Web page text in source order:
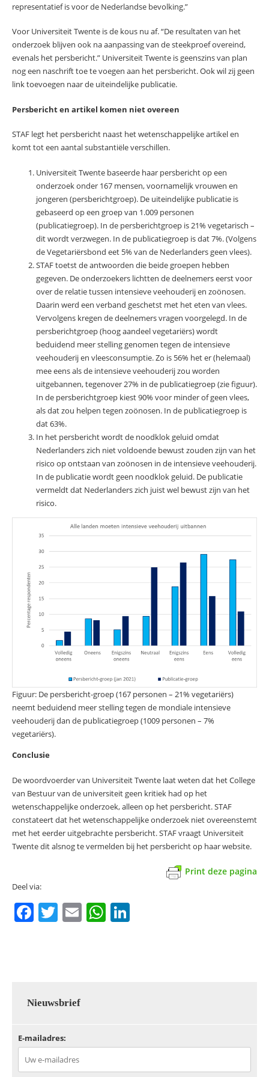
representatief is voor de Nederlandse bevolking.”
Voor Universiteit Twente is de kous nu af. “De resultaten van het
onderzoek blijven ook na aanpassing van de steekproef overeind,
evenals het persbericht.” Universiteit Twente is geenszins van plan
nog een naschrift toe te voegen aan het persbericht. Ook wil zij geen
link toevoegen naar de uiteindelijke publicatie.
Persbericht en artikel komen niet overeen
STAF legt het persbericht naast het wetenschappelijke artikel en
komt tot een aantal substantiële verschillen.
Universiteit Twente baseerde haar persbericht op een
onderzoek onder 167 mensen, voornamelijk vrouwen en
jongeren (persberichtgroep). De uiteindelijke publicatie is
gebaseerd op een groep van 1.009 personen
(publicatiegroep). In de persberichtgroep is 21% vegetarisch –
dit wordt verzwegen. In de publicatiegroep is dat 7%. (Volgens
de Vegetariërsbond eet 5% van de Nederlanders geen vlees).
STAF toetst de antwoorden die beide groepen hebben
gegeven. De onderzoekers lichtten de deelnemers eerst voor
over de relatie tussen intensieve veehouderij en zoönosen.
Daarin werd een verband geschetst met het eten van vlees.
Vervolgens kregen de deelnemers vragen voorgelegd. In de
persberichtgroep (hoog aandeel vegetariërs) wordt
beduidend meer stelling genomen tegen de intensieve
veehouderij en vleesconsumptie. Zo is 56% het er (helemaal)
mee eens als de intensieve veehouderij zou worden
uitgebannen, tegenover 27% in de publicatiegroep (zie figuur).
In de persberichtgroep kiest 90% voor minder of geen vlees,
als dat zou helpen tegen zoönosen. In de publicatiegroep is
dat 63%.
In het persbericht wordt de noodklok geluid omdat
Nederlanders zich niet voldoende bewust zouden zijn van het
risico op ontstaan van zoönosen in de intensieve veehouderij.
In de publicatie wordt geen noodklok geluid. De publicatie
vermeldt dat Nederlanders zich juist wel bewust zijn van het
risico.
Figuur: De persbericht-groep (167 personen – 21% vegetariërs)
neemt beduidend meer stelling tegen de mondiale intensieve
veehouderij dan de publicatiegroep (1009 personen – 7%
vegetariërs).
Conclusie
De woordvoerder van Universiteit Twente laat weten dat het College
van Bestuur van de universiteit geen kritiek had op het
wetenschappelijke onderzoek, alleen op het persbericht. STAF
constateert dat het wetenschappelijke onderzoek niet overeenstemt
met het eerder uitgebrachte persbericht. STAF vraagt Universiteit
Twente dit alsnog te vermelden bij het persbericht op haar website.
Print deze pagina
Deel via:
F
o
k
T E W
Nieuwsbrief
E-mailadres: